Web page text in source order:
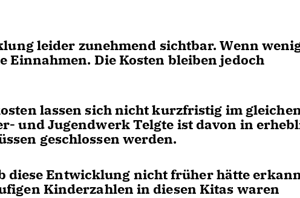
leider zunehmend sichtbar. Wenn
Die Kosten bleiben jedoch
lassen sich nicht kurzfristig im
und Jugendwerk Telgte ist davon in
geschlossen werden.
diese Entwicklung nicht früher hätte
Kinderzahlen in diesen Kitas waren